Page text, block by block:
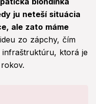
ju neteší situácia
ale zato máme
zo zápchy, čím
infraštruktúru, ktorá je